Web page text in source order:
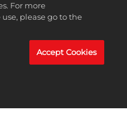
For more
please go to the
Accept Cookies